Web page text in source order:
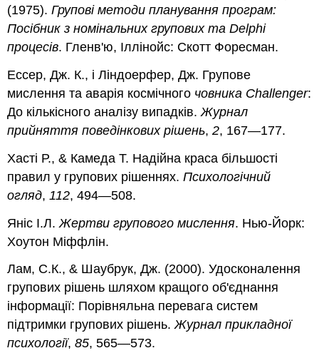
(1975).Групові методи планування програм:
Посібник з номінальних групових та Delphi
процесів. Гленв'ю, Іллінойс: Скотт Форесман.
Ессер, Дж. К., і Ліндоерфер, Дж. Групове
мислення та аварія космічного човника Challenger:
До кількісного аналізу випадків.Журнал
прийняття поведінкових рішень,2, 167—177.
Хасті Р., & Камеда Т. Надійна краса більшості
правил у групових рішеннях.Психологічний
огляд,112, 494—508.
Яніс І.Л.Жертви групового мислення. Нью-Йорк:
Хоутон Міффлін.
Лам, С.К., & Шаубрук, Дж. (2000). Удосконалення
групових рішень шляхом кращого об'єднання
інформації: Порівняльна перевага систем
підтримки групових рішень.Журнал прикладної
психології,85, 565—573.